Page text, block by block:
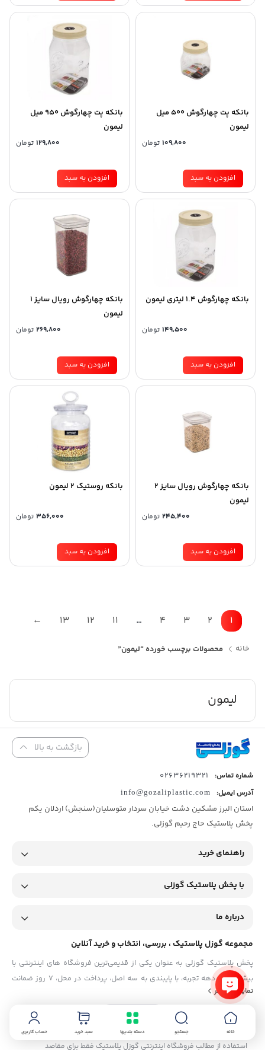
خانه جستجو دسته بندیها سبد خرید حساب کاربری
بانکه پت چهارگوش 500 میل
لیمون
تومان
افزودن به سبد
بانکه پت چهارگوش 950 میل
لیمون
تومان
افزودن به سبد
بانکه چهارگوش ۱.۴ لیتری لیمون
تومان
افزودن به سبد
بانکه چهارگوش رویال سایز 1
لیمون
تومان
افزودن به سبد
بانکه چهارگوش رویال سایز 2
لیمون
تومان
افزودن به سبد
بانکه روستیک 2 لیمون
تومان
افزودن به سبد
1
2
3
4
…
11
12
13
←
خانه محصولات برچسب خورده “لیمون”
لیمون
بازگشت به بالا
شماره تماس: 02636219321
آدرس ایمیل: info@gozaliplastic.com
استان البرز مشکین دشت خیابان سردار متوسلیان(سنجش) اردلان یکم
پخش پلاستیک حاج رحیم گوزلی.
راهنمای خرید
با پخش پلاستیک گوزلی
درباره ما
مجموعه گوزل پلاستیک ، بررسی، انتخاب و خرید آنلاین
پخش پلاستیک گوزلی به عنوان یکی از قدیمی‌ترین فروشگاه های اینترنتی با
بیش از یک دهه تجربه، با پایبندی به سه اصل، پرداخت در محل، ۷ روز ضمانت
بازگشت کالا و تضمین اصل‌بودن کالا موفق شده تا همگام با فروشگاه‌های
معتبر جهان، به بزرگ‌ترین فروشگاه اینترنتی ایران تبدیل شود. به محض ورود به
سایت پخش پلاستیک گوزلی با دنیایی از کالا رو به رو می‌شوید! هر آنچه که نیاز
دارید و به ذهن شما خطور می‌کند در اینجا پیدا خواهید کرد.
نمایش بیشتر
استفاده از مطالب فروشگاه اینترنتی گوزل پلاستیک فقط برای مقاصد